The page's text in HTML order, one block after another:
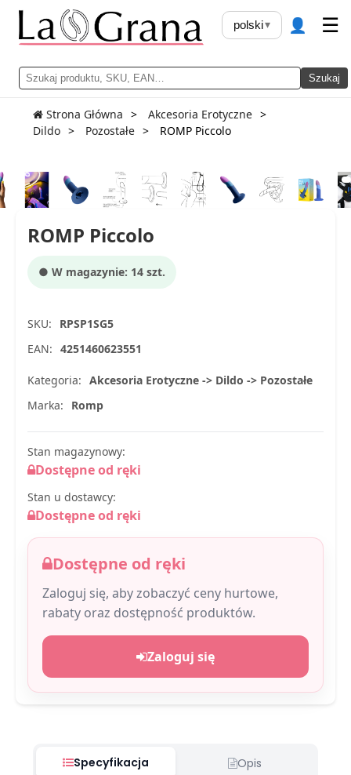
Szukaj
polski▾ 👤 ☰
Strona Główna
Akcesoria Erotyczne
Dildo
Pozostałe ROMP Piccolo
ROMP Piccolo
● W magazynie: 14 szt.
SKU:
RPSP1SG5
EAN: 4251460623551
Kategoria: Akcesoria Erotyczne -> Dildo -> Pozostałe
Marka:
Romp
Stan magazynowy:
Dostępne od ręki
Stan u dostawcy:
Dostępne od ręki
Dostępne od ręki
Zaloguj się, aby zobaczyć ceny hurtowe,
rabaty oraz dostępność produktów.
Zaloguj się
Specyfikacja Opis